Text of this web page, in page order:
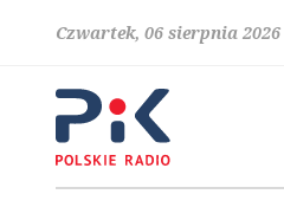
Czwartek, 06 sierpnia